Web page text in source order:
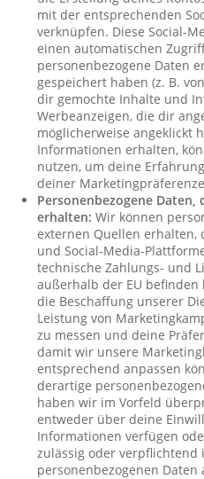
mit der entsprechenden
verknüpfen. Diese Social-
einen automatischen
personenbezogene Daten
gespeichert haben (z. B.
dir gemochte Inhalte und
Werbeanzeigen, die dir
möglicherweise angeklickt
Informationen erhalten,
nutzen, um deine
deiner
Personenbezogene
erhalten: Wir können
externen Quellen erhalten,
und Social-Media-
technische Zahlungs- und
außerhalb der EU befinden
die Beschaffung unserer
Leistung von
zu messen und deine
damit wir unsere
entsprechend anpassen
derartige
haben wir im Vorfeld
entweder über deine
Informationen verfügen
zulässig oder verpflichtend
personenbezogenen